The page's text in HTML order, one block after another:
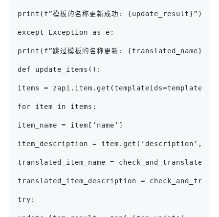
print(f”模板的名称更新成功: {update_result}”)
except Exception as e:
print(f”跳过模板的名称更新: {translated_name}
def update_items():
items =
for item in items:
item_name = item[‘name’]
item_description = item.get(‘description’,
translated_item_name =
translated_item_description =
try: